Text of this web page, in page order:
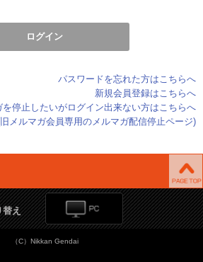
パスワードを忘れた方はこちらへ
新規会員登録はこちらへ
を停止したいがログイン出来ない方はこちらへ
メルマガ会員専用のメルマガ配信停止ページ)
替え
（C）Nikkan Gendai